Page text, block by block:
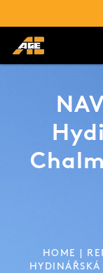
HOME